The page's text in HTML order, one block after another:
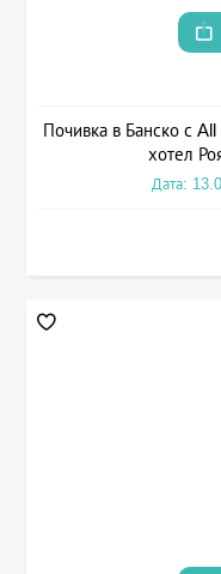
Почивка в Банско с
хотел
Дата: